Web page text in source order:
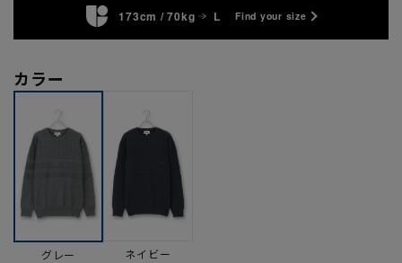
173cm / 70kg L Find your size
カラー
グレー ネイビー